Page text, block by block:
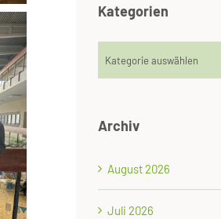
Kategorien
Kategorien
Archiv
August 2026
Juli 2026